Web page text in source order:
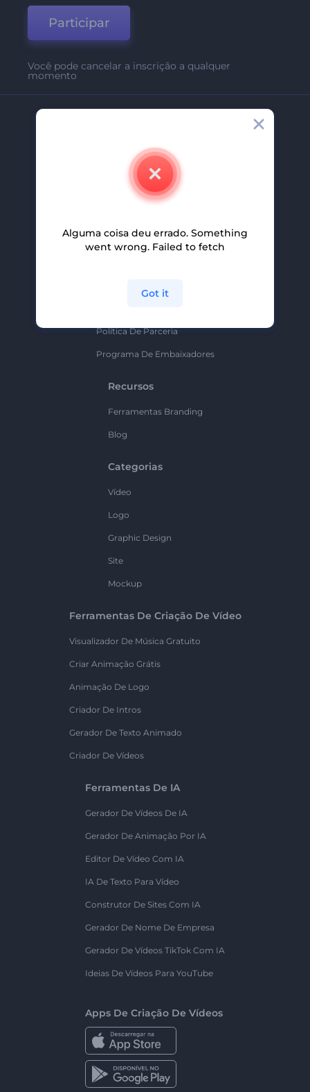
Participar
Você pode cancelar a inscrição a qualquer
momento
Contate-Nos
Carreiras
Programa De Afiliados
Política De Parceria
Programa De Embaixadores
Recursos
Ferramentas Branding
Blog
Categorias
Vídeo
Logo
Graphic Design
Site
Mockup
Ferramentas De Criação De Vídeo
Visualizador De Música Gratuito
Criar Animação Grátis
Animação De Logo
Criador De Intros
Gerador De Texto Animado
Criador De Vídeos
Ferramentas De IA
Gerador De Vídeos De IA
Gerador De Animação Por IA
Editor De Vídeo Com IA
IA De Texto Para Vídeo
Construtor De Sites Com IA
Gerador De Nome De Empresa
Gerador De Vídeos TikTok Com IA
Ideias De Vídeos Para YouTube
Apps De Criação De Vídeos
Alguma coisa deu errado. Something
went wrong. Failed to fetch
Got it